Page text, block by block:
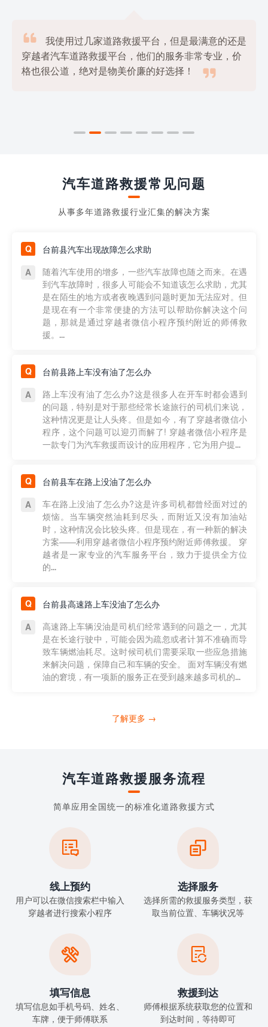

我使用过几家道路救援平台，但是最满意的还是
穿越者汽车道路救援平台，他们的服务非常专业，价
格也很公道，绝对是物美价廉的好选择！

汽车道路救援常见问题
从事多年道路救援行业汇集的解决方案
台前县汽车出现故障怎么求助
随着汽车使用的增多，一些汽车故障也随之而来。在遇
到汽车故障时，很多人可能会不知道该怎么求助，尤其
是在陌生的地方或者夜晚遇到问题时更加无法应对。但
是现在有一个非常便捷的方法可以帮助你解决这个问
题，那就是通过穿越者微信小程序预约附近的师傅救
援。...
台前县路上车没有油了怎么办
路上车没有油了怎么办?这是很多人在开车时都会遇到
的问题，特别是对于那些经常长途旅行的司机们来说，
这种情况更是让人头疼。但是如今，有了穿越者微信小
程序，这个问题可以迎刃而解了! 穿越者微信小程序是
一款专门为汽车救援而设计的应用程序，它为用户提...
台前县车在路上没油了怎么办
车在路上没油了怎么办?这是许多司机都曾经面对过的
烦恼。当车辆突然油耗到尽头，而附近又没有加油站
时，这种情况会比较头疼。但是现在，有一种新的解决
方案——利用穿越者微信小程序预约附近师傅救援。 穿
越者是一家专业的汽车服务平台，致力于提供全方位
的...
台前县高速路上车没油了怎么办
高速路上车辆没油是司机们经常遇到的问题之一，尤其
是在长途行驶中，可能会因为疏忽或者计算不准确而导
致车辆燃油耗尽。这时候司机们需要采取一些应急措施
来解决问题，保障自己和车辆的安全。 面对车辆没有燃
油的窘境，有一项新的服务正在受到越来越多司机的...
了解更多 →
汽车道路救援服务流程
简单应用全国统一的标准化道路救援方式

线上预约
用户可以在微信搜索栏中输入
穿越者进行搜索小程序

选择服务
选择所需的救援服务类型，获
取当前位置、车辆状况等

填写信息
填写信息如手机号码、姓名、
车牌，便于师傅联系

救援到达
师傅根据系统获取您的位置和
到达时间，等待即可